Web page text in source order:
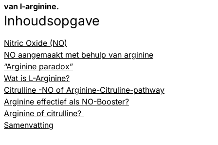
van l-arginine.
Inhoudsopgave
Nitric Oxide (NO)
NO aangemaakt met behulp van arginine
“Arginine paradox”
Wat is L-Arginine?
Citrulline -NO of Arginine-Citruline-pathway
Arginine effectief als NO-Booster?
Arginine of citrulline?
Samenvatting